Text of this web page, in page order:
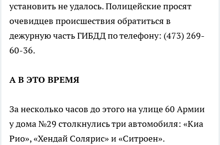
установить не удалось. Полицейские просят
очевидцев происшествия обратиться в
дежурную часть ГИБДД по телефону: (473) 269-
60-36.
А В ЭТО ВРЕМЯ
За несколько часов до этого на улице 60 Армии
у дома №29 столкнулись три автомобиля: «Киа
Рио», «Хендай Солярис» и «Ситроен».